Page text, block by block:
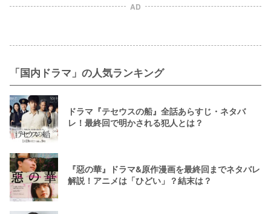
AD
「国内ドラマ」の人気ランキング
ドラマ『テセウスの船』全話あらすじ・ネタバ
レ！最終回で明かされる犯人とは？
『惡の華』ドラマ&原作漫画を最終回までネタバレ
解説！アニメは「ひどい」？結末は？